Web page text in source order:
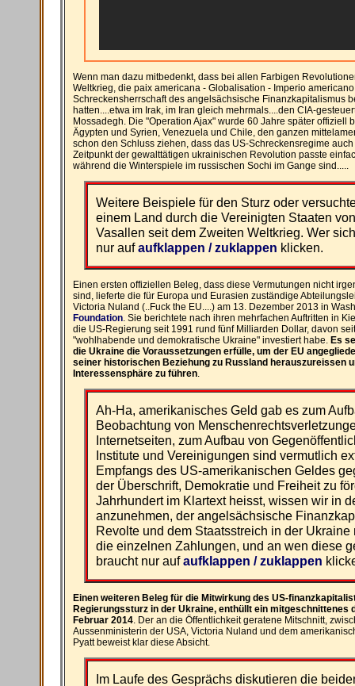
Wenn man dazu mitbedenkt, dass bei allen Farbigen
Weltkrieg, die paix americana - Globalisation - Imperio
Schreckensherrschaft des angelsächsische Finanzkapitalismus
hatten....etwa im Irak, im Iran gleich mehrmals....den CIA-
Mossadegh. Die "Operation Ajax" wurde 60 Jahre später offiziell
Ägypten und Syrien, Venezuela und Chile, den ganzen
schon den Schluss ziehen, dass das US-Schreckensregime
Zeitpunkt der gewalttätigen ukrainischen Revolution passte
während die Winterspiele im russischen Sochi im Gange sind.....
Weitere Beispiele für den Sturz oder
einem Land durch die Vereinigten Staaten
Vasallen seit dem Zweiten Weltkrieg. Wer
nur aufaufklappen / zuklappen klicken.
Einen ersten offiziellen Beleg, dass diese Vermutungen nicht
sind, lieferte die für Europa und Eurasien zuständige
Victoria Nuland (..Fuck the EU....) am 13. Dezember 2013 in
Foundation. Sie berichtete nach ihren mehrfachen Auftritten in
die US-Regierung seit 1991 rund fünf Milliarden Dollar, davon
"wohlhabende und demokratische Ukraine" investiert habe. Es
die Ukraine die Voraussetzungen erfülle, um der EU
seiner historischen Beziehung zu Russland herauszureissen
Interessensphäre zu führen.
Ah-Ha, amerikanisches Geld gab es zum
Beobachtung von
Internetseiten, zum Aufbau von
Institute und Vereinigungen sind vermutlich
Empfangs des US-amerikanischen Geldes
der Überschrift, Demokratie und Freiheit zu
Jahrhundert im Klartext heisst, wissen wir in
anzunehmen, der angelsächsische
Revolte und dem Staatsstreich in der Ukraine
die einzelnen Zahlungen, und an wen diese
braucht nur aufaufklappen / zuklappen
Einen weiteren Beleg für die Mitwirkung des US-
Regierungssturz in der Ukraine, enthüllt ein mitgeschnittenes
Februar 2014. Der an die Öffentlichkeit geratene Mitschnitt,
Aussenministerin der USA, Victoria Nuland und dem
Pyatt beweist klar diese Absicht.
Im Laufe des Gesprächs diskutieren die